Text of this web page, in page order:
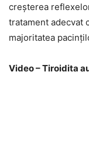
creşterea
tratament adecvat
majoritatea
Video – Tiroidita